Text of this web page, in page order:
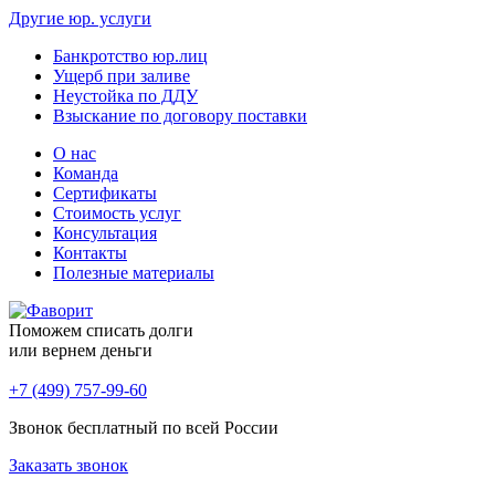
Другие юр. услуги
Банкротство юр.лиц
Ущерб при заливе
Неустойка по ДДУ
Взыскание по договору поставки
О нас
Команда
Сертификаты
Стоимость услуг
Консультация
Контакты
Полезные материалы
Поможем списать долги
или вернем деньги
+7 (499) 757-99-60
Звонок бесплатный по всей России
Заказать звонок